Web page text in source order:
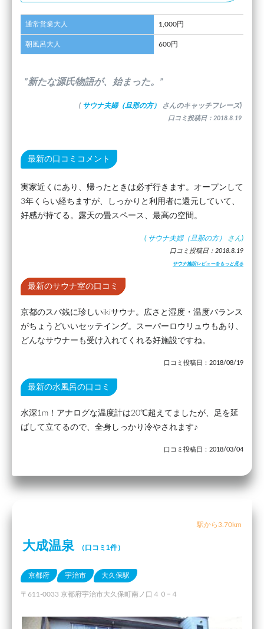
通常営業大人 1,000円
朝風呂大人 600円
”新たな源氏物語が、始まった。”
( サウナ夫婦（旦那の方） さんのキャッチフレーズ)
口コミ投稿日：2018.8.19
最新の口コミコメント
実家近くにあり、帰ったときは必ず行きます。オープンして
3年くらい経ちますが、しっかりと利用者に還元していて、
好感が持てる。露天の畳スペース、最高の空間。
( サウナ夫婦（旦那の方） さん)
口コミ投稿日：2018.8.19
サウナ施設レビューをもっと見る
最新のサウナ室の口コミ
京都のスパ銭に珍しいikiサウナ。広さと湿度・温度バランス
がちょうどいいセッテイング。スーパーロウリュウもあり、
どんなサウナーも受け入れてくれる好施設ですね。
口コミ投稿日：2018/08/19
最新の水風呂の口コミ
水深1m！アナログな温度計は20℃超えてましたが、足を延
ばして立てるので、全身しっかり冷やされます♪
口コミ投稿日：2018/03/04
駅から3.70km
大成温泉 （口コミ1件）
京都府 宇治市 大久保駅
〒611-0033 京都府宇治市大久保町南ノ口４０−４